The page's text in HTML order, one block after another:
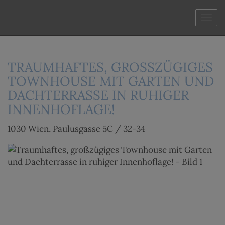
TRAUMHAFTES, GROSSZÜGIGES T
OWNHOUSE MIT GARTEN UND D
ACHTERRASSE IN RUHIGER I
NNENHOFLAGE!
1030 Wien, Paulusgasse 5C / 32-34